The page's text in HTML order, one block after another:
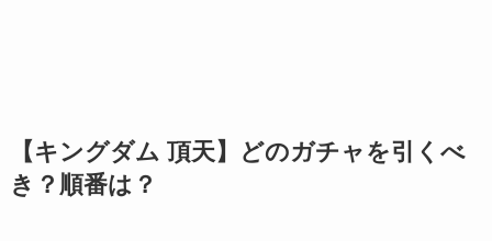
【キングダム 頂天】どのガチャを引くべ
き？順番は？